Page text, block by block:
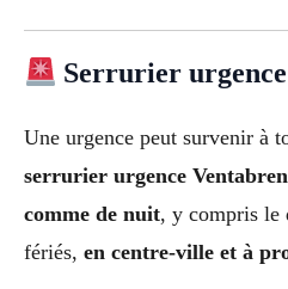
Serrurier
Une urgence peut survenir à
serrurier urgence Ventabren
comme de nuit, y compris le
fériés, en centre-ville et à